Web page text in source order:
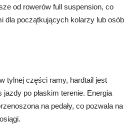
od rowerów full suspension, co
dla początkujących kolarzy lub osób
tylnej części ramy, hardtail jest
po płaskim terenie. Energia
na pedały, co pozwala na